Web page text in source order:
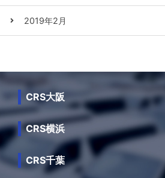
2019年2月
CRS大阪
CRS横浜
CRS千葉